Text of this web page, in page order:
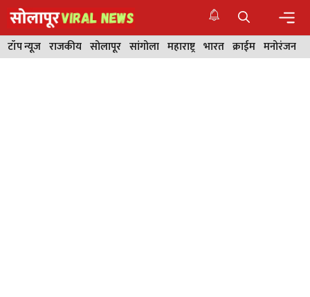
Skip
to
content
टॉप न्यूज राजकीय सोलापूर सांगोला महाराष्ट्र भारत क्राईम मनोरंजन